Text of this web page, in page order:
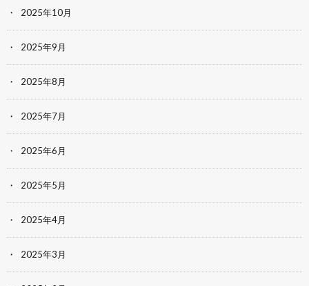
2025年10月
2025年9月
2025年8月
2025年7月
2025年6月
2025年5月
2025年4月
2025年3月